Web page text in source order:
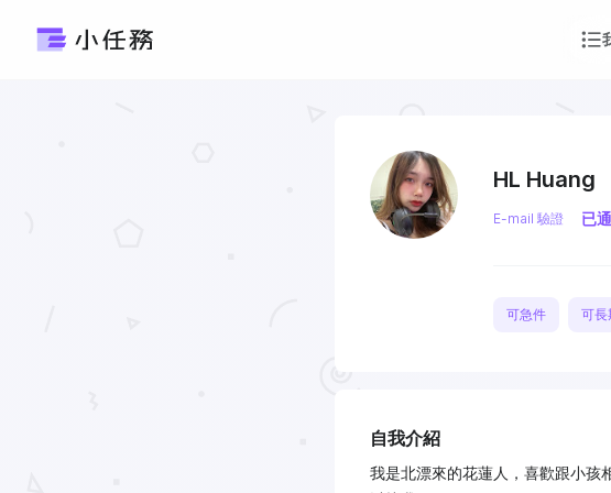
HL Huang
E-mail 驗證 已
可急件 可長
自我介紹
我是北漂來的花蓮人，喜歡跟小孩